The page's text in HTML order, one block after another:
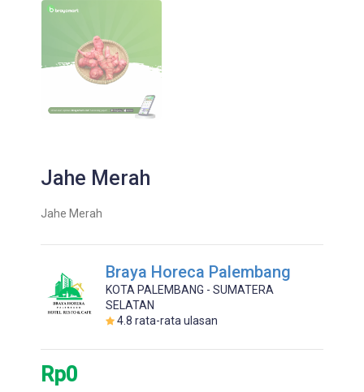
Jahe Merah
Jahe Merah
Braya Horeca Palembang
KOTA PALEMBANG - SUMATERA
SELATAN
4.8 rata-rata ulasan
Rp0